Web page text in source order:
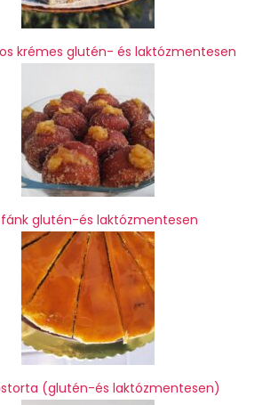
krémes glutén- és laktózmentesen
glutén-és laktózmentesen
(glutén-és laktózmentesen)